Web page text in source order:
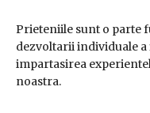
Prieteniile sunt o parte
dezvoltarii individuale
impartasirea
noastra.